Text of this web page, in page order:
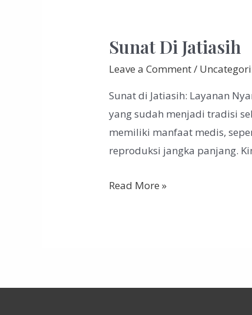
Sunat Di Jatiasih
Leave a Comment/
Sunat di Jatiasih: Layanan
yang sudah menjadi tradisi
memiliki manfaat medis,
reproduksi jangka panjang.
Sunat
Read More »